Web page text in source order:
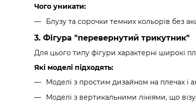
Чого уникати:
Блузу та сорочки темних кольорів без
3. Фігура "перевернутий трикутник"
Для цього типу фігури характерні широкі
Які моделі підходять:
Моделі з простим дизайном на плечах і
Моделі з вертикальними лініями, що